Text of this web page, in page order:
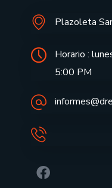
Plazoleta
Horario :
5:00 PM